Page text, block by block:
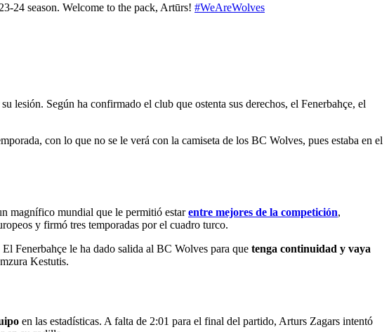
24 season. Welcome to the pack, Artūrs! #WeAreWolves
lesión. Según ha confirmado el club que ostenta sus derechos, el Fenerbahçe, el
con lo que no se le verá con la camiseta de los BC Wolves, pues estaba en el
magnífico mundial que le permitió estarentre mejores de la competición,
y firmó tres temporadas por el cuadro turco.
Fenerbahçe le ha dado salida al BC Wolves para que tenga continuidad y vaya
Kestutis.
en las estadísticas. A falta de 2:01 para el final del partido, Arturs Zagars intentó